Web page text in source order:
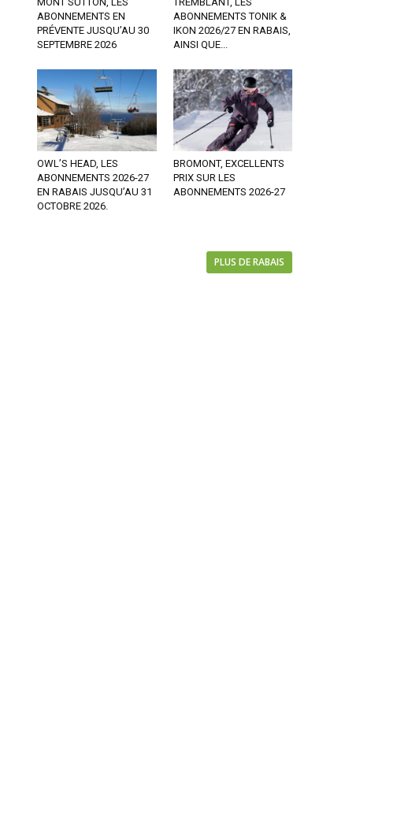
ABONNEMENTS EN
PRÉVENTE JUSQU’AU 30
SEPTEMBRE 2026
ABONNEMENTS TONIK &
IKON 2026/27 EN RABAIS,
AINSI QUE...
OWL’S HEAD, LES
ABONNEMENTS 2026-27
EN RABAIS JUSQU’AU 31
OCTOBRE 2026.
BROMONT, EXCELLENTS
PRIX SUR LES
ABONNEMENTS 2026-27
PLUS DE RABAIS